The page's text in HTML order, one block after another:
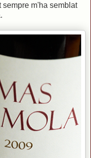
m'ha semblat